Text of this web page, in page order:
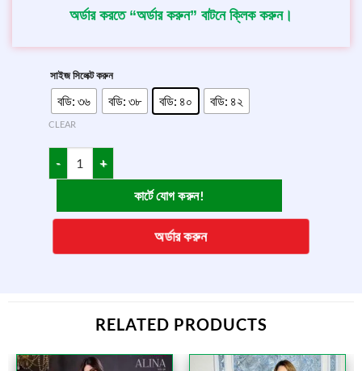
অর্ডার করতে “অর্ডার করুন” বাটনে ক্লিক করুন।
সাইজ সিলেক্ট করুন
বডি: ৩৬ বডি: ৩৮ বডি: ৪০ বডি: ৪২
CLEAR
কার্টে যোগ করুন!
অর্ডার করুন
RELATED PRODUCTS